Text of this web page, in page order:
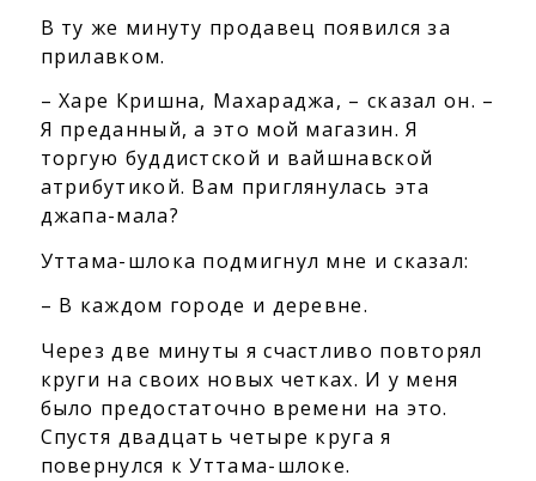
В ту же минуту продавец появился за
прилавком.
– Харе Кришна, Махараджа, – сказал он. –
Я преданный, а это мой магазин. Я
торгую буддистской и вайшнавской
атрибутикой. Вам приглянулась эта
джапа-мала?
Уттама-шлока подмигнул мне и сказал:
– В каждом городе и деревне.
Через две минуты я счастливо повторял
круги на своих новых четках. И у меня
было предостаточно времени на это.
Спустя двадцать четыре круга я
повернулся к Уттама-шлоке.